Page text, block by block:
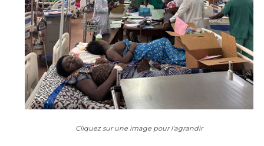
Cliquez sur une image pour l'agrandir